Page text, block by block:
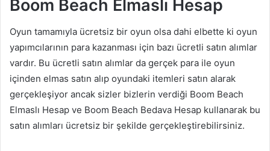
Boom Beach Elmaslı Hesap
Oyun tamamıyla ücretsiz bir oyun olsa dahi elbette ki oyun
yapımcılarının para kazanması için bazı ücretli satın alımlar
vardır. Bu ücretli satın alımlar da gerçek para ile oyun
içinden elmas satın alıp oyundaki itemleri satın alarak
gerçekleşiyor ancak sizler bizlerin verdiği Boom Beach
Elmaslı Hesap ve Boom Beach Bedava Hesap kullanarak bu
satın alımları ücretsiz bir şekilde gerçekleştirebilirsiniz.